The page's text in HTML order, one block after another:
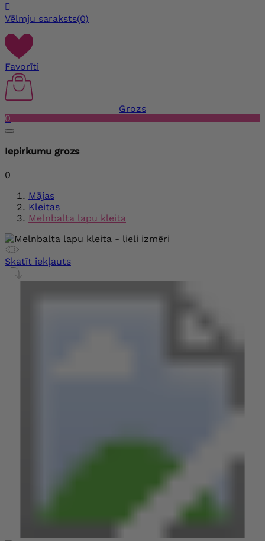

Vēlmju saraksts(0)
Favorīti
Grozs
0
Iepirkumu grozs
0
Mājas
Kleitas
Melnbalta lapu kleita
Skatīt iekļauts